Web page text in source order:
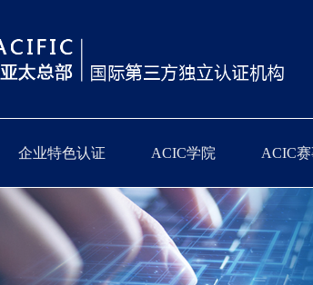
企业特色认证 ACIC学院 ACIC